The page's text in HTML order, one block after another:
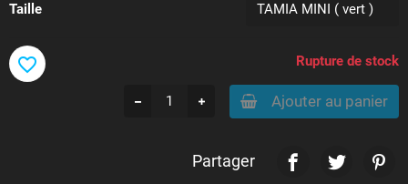
Taille
Rupture de stock
Ajouter au panier
favorite_border
Partager